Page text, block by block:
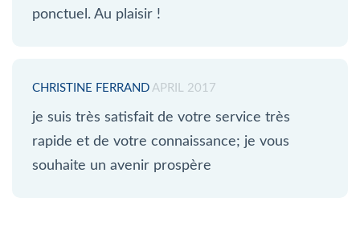
ponctuel. Au plaisir !
CHRISTINE FERRAND APRIL 2017
je suis très satisfait de votre service très
rapide et de votre connaissance; je vous
souhaite un avenir prospère